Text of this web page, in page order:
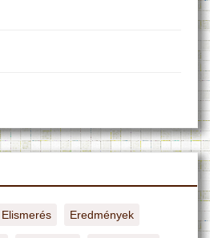
Elismerés Eredmények